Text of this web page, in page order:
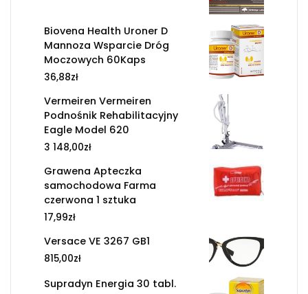
Biovena Health Uroner D
Mannoza Wsparcie Dróg
Moczowych 60Kaps
36,88zł
Vermeiren Vermeiren
Podnośnik Rehabilitacyjny
Eagle Model 620
3 148,00zł
Grawena Apteczka
samochodowa Farma
czerwona 1 sztuka
17,99zł
Versace VE 3267 GB1
815,00zł
Supradyn Energia 30 tabl.